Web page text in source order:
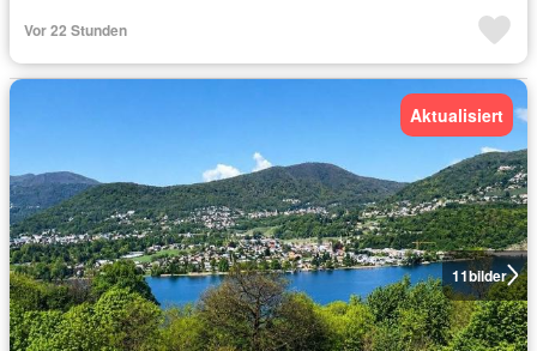
Vor 22 Stunden
11bilder
Aktualisiert